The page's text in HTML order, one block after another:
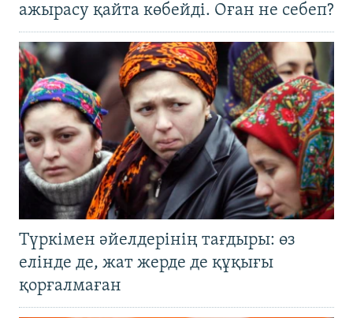
ажырасу қайта көбейді. Оған не себеп?
Түркімен әйелдерінің тағдыры: өз
елінде де, жат жерде де құқығы
қорғалмаған